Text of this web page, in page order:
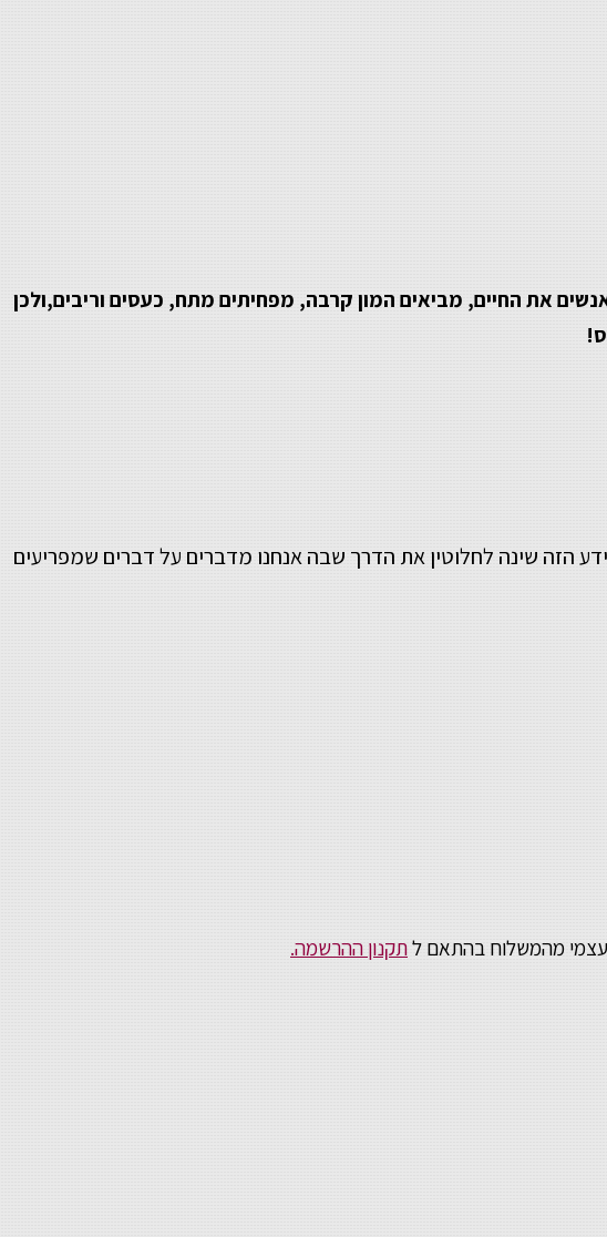
את החיים, מביאים המון קרבה, מפחיתים מתח, כעסים וריבים,ולכן
הזה שינה לחלוטין את הדרך שבה אנחנו מדברים על דברים שמפריעים
עצמי מהמשלוח בהתאם לתקנון ההרשמה.